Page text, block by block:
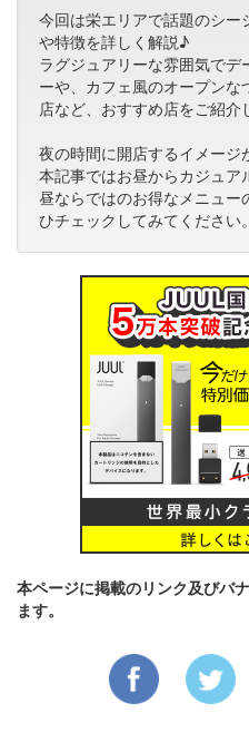
今回は栄エリアで話題のシー
や特徴を詳しく解説♪
ラグジュアリーな雰囲気で
ーや、カフェ風のオープン
店など、おすすめ店をご紹介
夜の時間に開店するイメージ
本記事ではお昼からカジュア
昼ならではのお得なメニュ
ひチェックしてみてください。
本ページに掲載のリンク及びバ
ます。